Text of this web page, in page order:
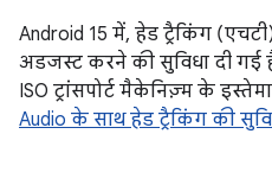
Android 15 में, हेड ट्रैकिंग
अडजस्ट करने की सुविधा दी गई
ISO ट्रांसपोर्ट मैकेनिज़्म के
Audio के साथ हेड ट्रैकिंग की